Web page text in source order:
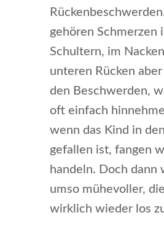
gehören Schmerzen
Schultern, im
unteren Rücken aber
den Beschwerden,
oft einfach
wenn das Kind in
gefallen ist, fangen
handeln. Doch dann
umso mühevoller,
wirklich wieder los